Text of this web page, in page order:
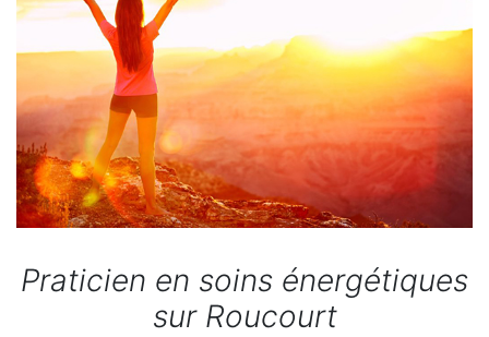
Praticien en soins énergétiques
sur Roucourt